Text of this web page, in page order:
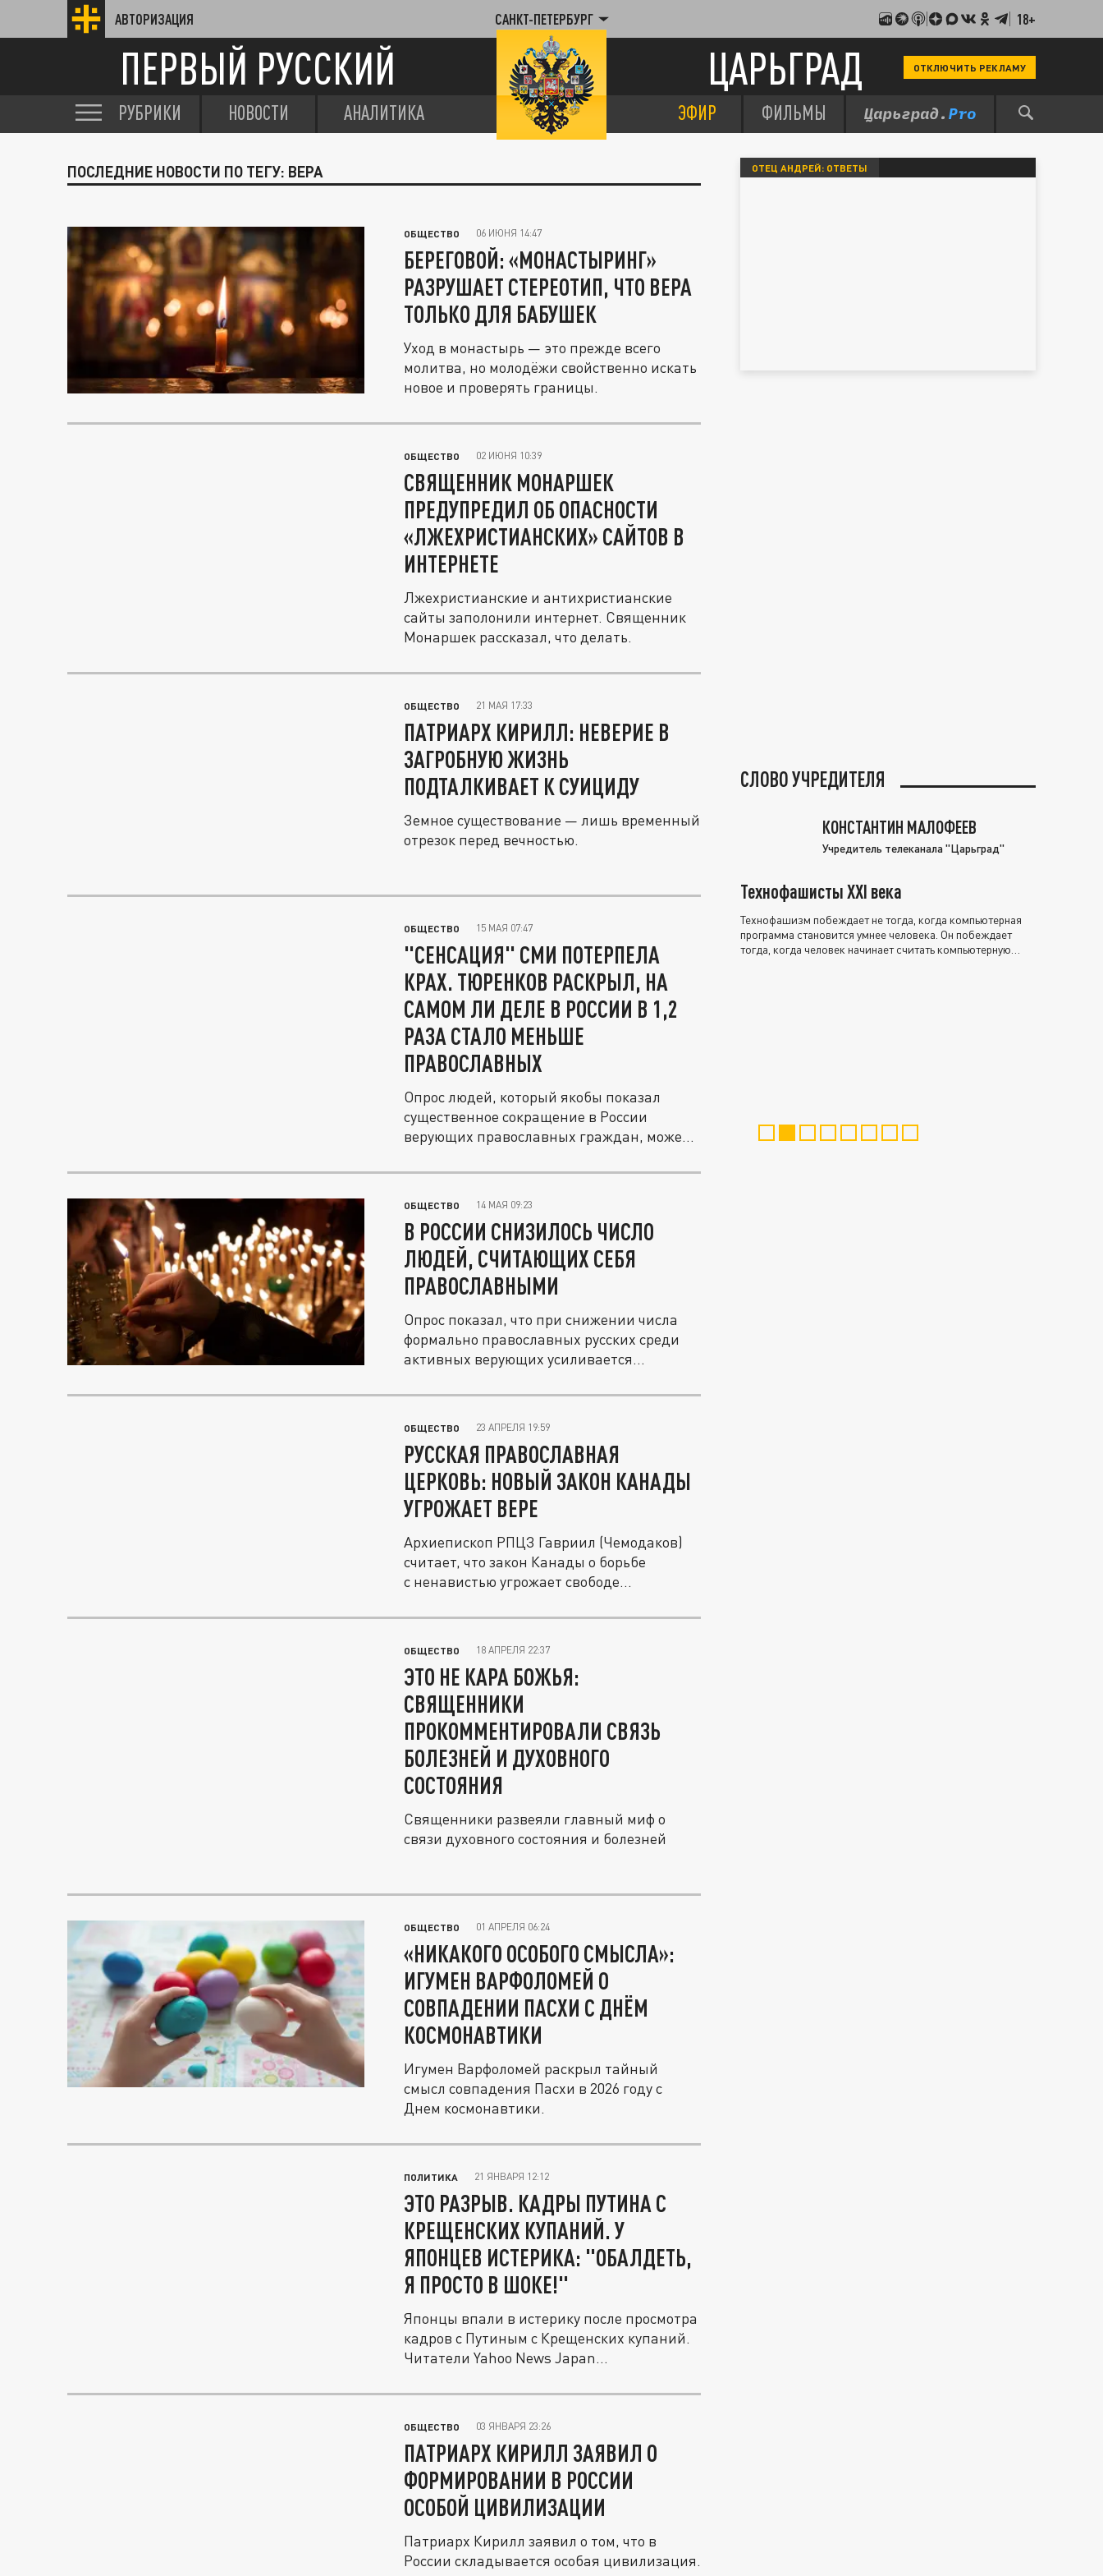
АВТОРИЗАЦИЯ САНКТ-ПЕТЕРБУРГ 18+
ПЕРВЫЙ РУССКИЙ ЦАРЬГРАД ОТКЛЮЧИТЬ РЕКЛАМУ
РУБРИКИ НОВОСТИ АНАЛИТИКА ЭФИР ФИЛЬМЫ
ПОСЛЕДНИЕ НОВОСТИ ПО ТЕГУ: ВЕРА
ОБЩЕСТВО 06 ИЮНЯ 14:47
БЕРЕГОВОЙ: «МОНАСТЫРИНГ»
РАЗРУШАЕТ СТЕРЕОТИП, ЧТО ВЕРА
ТОЛЬКО ДЛЯ БАБУШЕК
Уход в монастырь — это прежде всего
молитва, но молодёжи свойственно искать
новое и проверять границы.
ОБЩЕСТВО 02 ИЮНЯ 10:39
СВЯЩЕННИК МОНАРШЕК
ПРЕДУПРЕДИЛ ОБ ОПАСНОСТИ
«ЛЖЕХРИСТИАНСКИХ» САЙТОВ В
ИНТЕРНЕТЕ
Лжехристианские и антихристианские
сайты заполонили интернет. Священник
Монаршек рассказал, что делать.
ОБЩЕСТВО 21 МАЯ 17:33
ПАТРИАРХ КИРИЛЛ: НЕВЕРИЕ В
ЗАГРОБНУЮ ЖИЗНЬ
ПОДТАЛКИВАЕТ К СУИЦИДУ
Земное существование — лишь временный
отрезок перед вечностью.
ОБЩЕСТВО 15 МАЯ 07:47
"СЕНСАЦИЯ" СМИ ПОТЕРПЕЛА
КРАХ. ТЮРЕНКОВ РАСКРЫЛ, НА
САМОМ ЛИ ДЕЛЕ В РОССИИ В 1,2
РАЗА СТАЛО МЕНЬШЕ
ПРАВОСЛАВНЫХ
Опрос людей, который якобы показал
существенное сокращение в России
верующих православных граждан, может
ОБЩЕСТВО 14 МАЯ 09:23
В РОССИИ СНИЗИЛОСЬ ЧИСЛО
ЛЮДЕЙ, СЧИТАЮЩИХ СЕБЯ
ПРАВОСЛАВНЫМИ
Опрос показал, что при снижении числа
формально православных русских среди
активных верующих усиливается...
ОБЩЕСТВО 23 АПРЕЛЯ 19:59
РУССКАЯ ПРАВОСЛАВНАЯ
ЦЕРКОВЬ: НОВЫЙ ЗАКОН КАНАДЫ
УГРОЖАЕТ ВЕРЕ
Архиепископ РПЦЗ Гавриил (Чемодаков)
считает, что закон Канады о борьбе
с ненавистью угрожает свободе...
ОБЩЕСТВО 18 АПРЕЛЯ 22:37
ЭТО НЕ КАРА БОЖЬЯ:
СВЯЩЕННИКИ
ПРОКОММЕНТИРОВАЛИ СВЯЗЬ
БОЛЕЗНЕЙ И ДУХОВНОГО
СОСТОЯНИЯ
Священники развеяли главный миф о
связи духовного состояния и болезней
ОБЩЕСТВО 01 АПРЕЛЯ 06:24
«НИКАКОГО ОСОБОГО СМЫСЛА»:
ИГУМЕН ВАРФОЛОМЕЙ О
СОВПАДЕНИИ ПАСХИ С ДНЁМ
КОСМОНАВТИКИ
Игумен Варфоломей раскрыл тайный
смысл совпадения Пасхи в 2026 году с
Днем космонавтики.
ПОЛИТИКА 21 ЯНВАРЯ 12:12
ЭТО РАЗРЫВ. КАДРЫ ПУТИНА С
КРЕЩЕНСКИХ КУПАНИЙ. У
ЯПОНЦЕВ ИСТЕРИКА: "ОБАЛДЕТЬ,
Я ПРОСТО В ШОКЕ!"
Японцы впали в истерику после просмотра
кадров с Путиным с Крещенских купаний.
Читатели Yahoo News Japan...
ОБЩЕСТВО 03 ЯНВАРЯ 23:26
ПАТРИАРХ КИРИЛЛ ЗАЯВИЛ О
ФОРМИРОВАНИИ В РОССИИ
ОСОБОЙ ЦИВИЛИЗАЦИИ
Патриарх Кирилл заявил о том, что в
России складывается особая цивилизация.
ОТЕЦ АНДРЕЙ: ОТВЕТЫ
СЛОВО УЧРЕДИТЕЛЯ
КОНСТАНТИН МАЛОФЕЕВ
Учредитель телеканала "Царьград"
Технофашисты XXI века
Технофашизм побеждает не тогда, когда компьютерная
программа становится умнее человека. Он побеждает
тогда, когда человек начинает считать компьютерную